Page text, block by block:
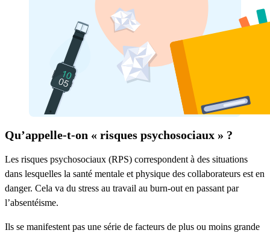
Qu’appelle-t-on « risques psychosociaux » ?
Les risques psychosociaux (RPS) correspondent à des situations
dans lesquelles la santé mentale et physique des collaborateurs est en
danger. Cela va du stress au travail au burn-out en passant par
l’absentéisme.
Ils se manifestent pas une série de facteurs de plus ou moins grande